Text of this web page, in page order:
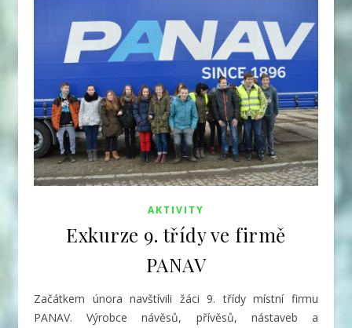
AKTIVITY
Exkurze 9. třídy ve firmě
PANAV
Začátkem února navštívili žáci 9. třídy místní firmu
PANAV. Výrobce návěsů, přívěsů, nástaveb a